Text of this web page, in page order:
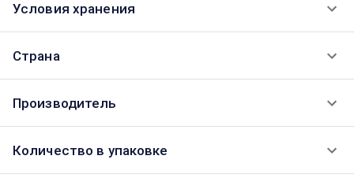
Условия хранения
Страна
Производитель
Количество в упаковке